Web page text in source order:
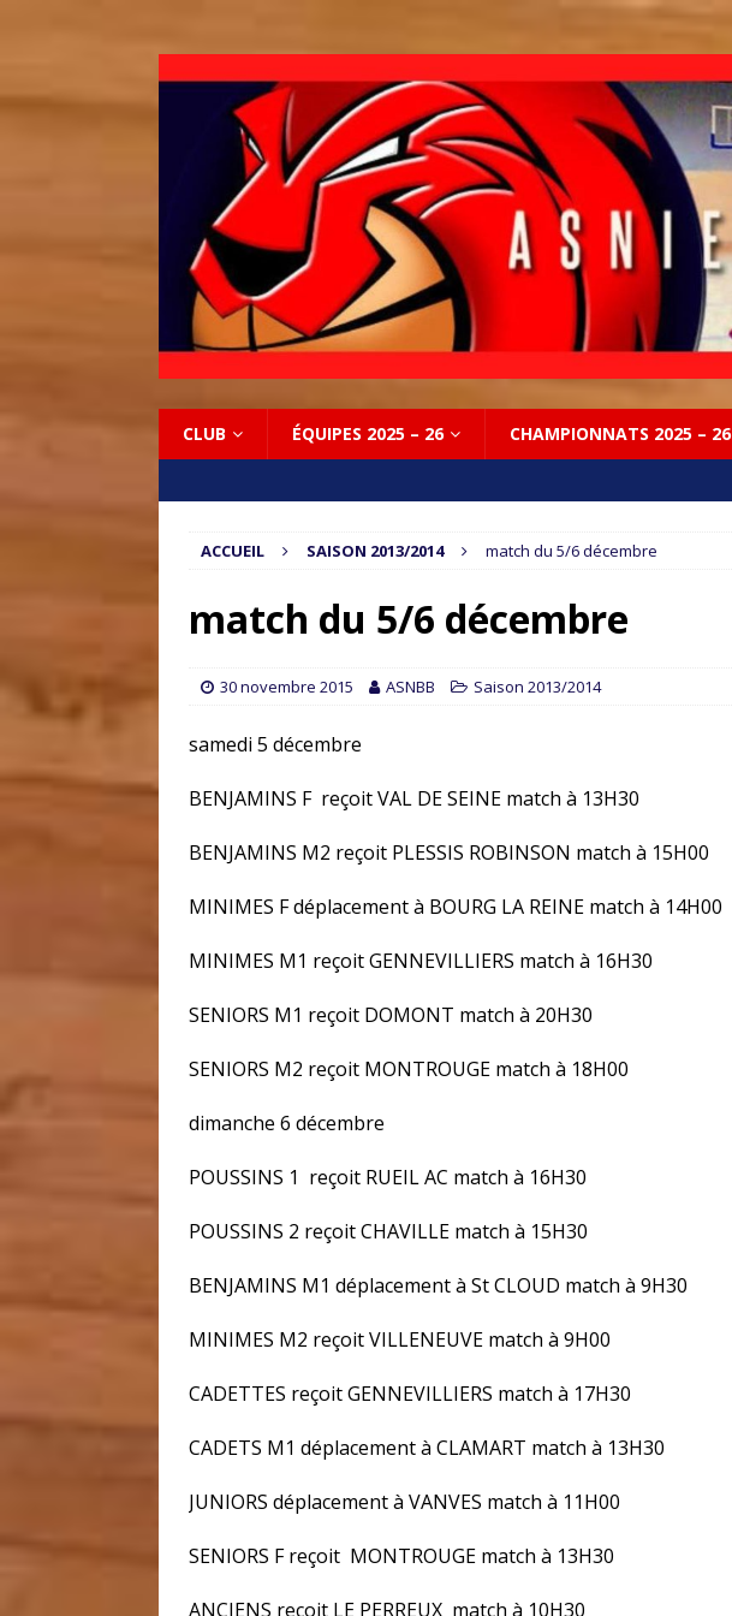
CLUB ÉQUIPES 2025 – 26 CHAMPIONNATS 2025 – 26
ACCUEIL SAISON 2013/2014 match du 5/6 décembre
match du 5/6 décembre
30 novembre 2015 ASNBB Saison 2013/2014
samedi 5 décembre
BENJAMINS F reçoit VAL DE SEINE match à 13H30
BENJAMINS M2 reçoit PLESSIS ROBINSON match à 15H00
MINIMES F déplacement à BOURG LA REINE match à 14H00
MINIMES M1 reçoit GENNEVILLIERS match à 16H30
SENIORS M1 reçoit DOMONT match à 20H30
SENIORS M2 reçoit MONTROUGE match à 18H00
dimanche 6 décembre
POUSSINS 1 reçoit RUEIL AC match à 16H30
POUSSINS 2 reçoit CHAVILLE match à 15H30
BENJAMINS M1 déplacement à St CLOUD match à 9H30
MINIMES M2 reçoit VILLENEUVE match à 9H00
CADETTES reçoit GENNEVILLIERS match à 17H30
CADETS M1 déplacement à CLAMART match à 13H30
JUNIORS déplacement à VANVES match à 11H00
SENIORS F reçoit MONTROUGE match à 13H30
ANCIENS reçoit LE PERREUX match à 10H30